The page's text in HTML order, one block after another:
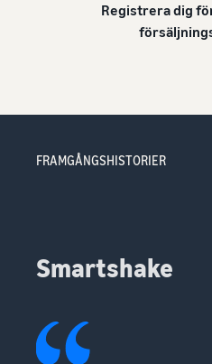
Registrera dig
FRAMGÅNGSHISTORIER
Smartshake